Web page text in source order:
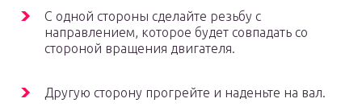
С одной стороны сделайте резьбу с
направлением, которое будет совпадать со
стороной вращения двигателя.
Другую сторону прогрейте и наденьте на вал.